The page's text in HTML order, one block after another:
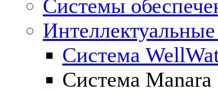
Cистемы
Система
Система Manara